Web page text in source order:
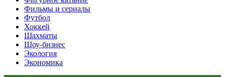
Фильмы и сериалы
Футбол
Хоккей
Шахматы
Шоу-бизнес
Экология
Экономика